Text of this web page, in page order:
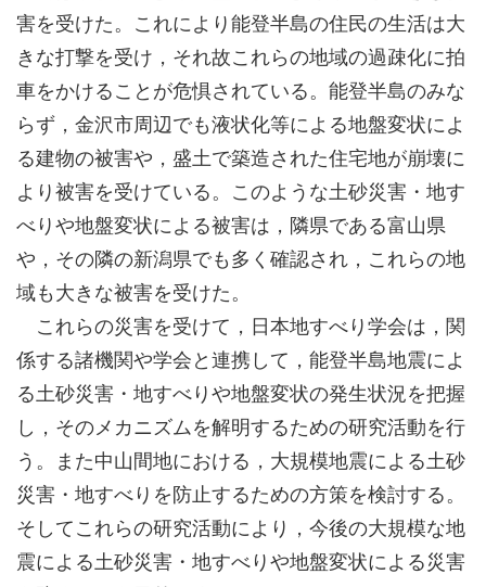
害を受けた。これにより能登半島の住民の生活は大
きな打撃を受け，それ故これらの地域の過疎化に拍
車をかけることが危惧されている。能登半島のみな
らず，金沢市周辺でも液状化等による地盤変状によ
る建物の被害や，盛土で築造された住宅地が崩壊に
より被害を受けている。このような土砂災害・地す
べりや地盤変状による被害は，隣県である富山県
や，その隣の新潟県でも多く確認され，これらの地
域も大きな被害を受けた。
これらの災害を受けて，日本地すべり学会は，関
係する諸機関や学会と連携して，能登半島地震によ
る土砂災害・地すべりや地盤変状の発生状況を把握
し，そのメカニズムを解明するための研究活動を行
う。また中山間地における，大規模地震による土砂
災害・地すべりを防止するための方策を検討する。
そしてこれらの研究活動により，今後の大規模な地
震による土砂災害・地すべりや地盤変状による災害